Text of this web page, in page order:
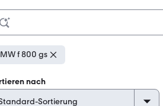
f 800 gs
nach